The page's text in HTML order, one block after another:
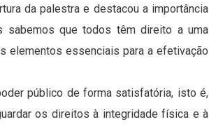
da palestra e destacou a importância
sabemos que todos têm direito a uma
elementos essenciais para a efetivação
público de forma satisfatória, isto é,
os direitos à integridade física e à